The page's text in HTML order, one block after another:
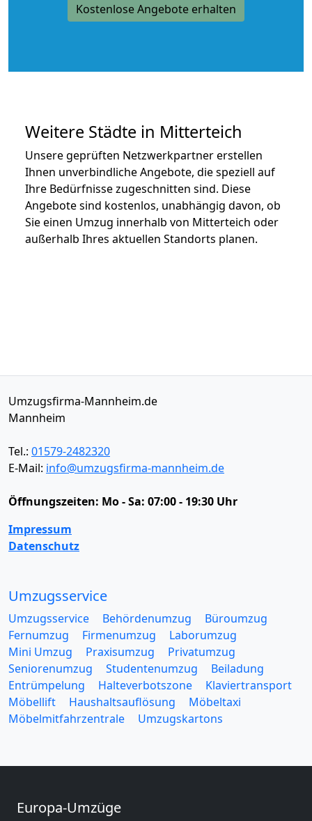
Kostenlose Angebote erhalten
Weitere Städte in Mitterteich
Unsere geprüften Netzwerkpartner erstellen
Ihnen unverbindliche Angebote, die speziell auf
Ihre Bedürfnisse zugeschnitten sind. Diese
Angebote sind kostenlos, unabhängig davon, ob
Sie einen Umzug innerhalb von Mitterteich oder
außerhalb Ihres aktuellen Standorts planen.
Umzugsfirma-Mannheim.de
Mannheim
Tel.: 01579-2482320
E-Mail: info@umzugsfirma-mannheim.de
Öffnungszeiten: Mo - Sa: 07:00 - 19:30 Uhr
Impressum
Datenschutz
Umzugsservice
Umzugsservice Behördenumzug
Büroumzug
Fernumzug
Firmenumzug
Laborumzug
Mini Umzug
Praxisumzug
Privatumzug
Seniorenumzug
Studentenumzug
Beiladung
Entrümpelung
Halteverbotszone
Klaviertransport
Möbellift
Haushaltsauflösung
Möbeltaxi
Möbelmitfahrzentrale
Umzugskartons
Europa-Umzüge